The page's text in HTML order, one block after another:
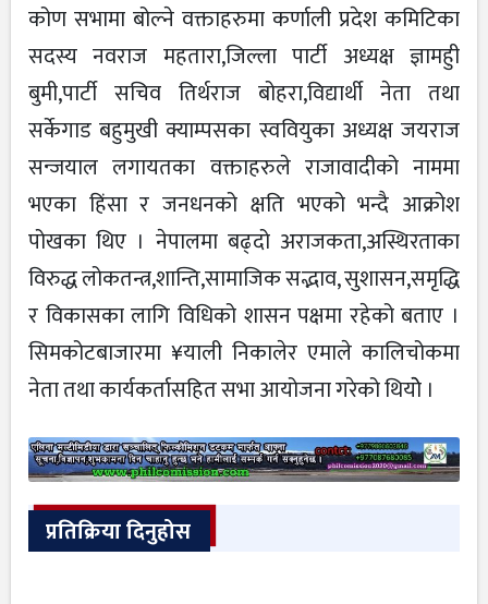
कोण सभामा बोल्ने वक्ताहरुमा कर्णाली प्रदेश कमिटिका
सदस्य नवराज महतारा,जिल्ला पार्टी अध्यक्ष ज्ञामहुी
बुमी,पार्टी सचिव तिर्थराज बोहरा,विद्यार्थी नेता तथा
सर्केगाड बहुमुखी क्याम्पसका स्ववियुका अध्यक्ष जयराज
सन्जयाल लगायतका वक्ताहरुले राजावादीको नाममा
भएका हिंसा र जनधनको क्षति भएको भन्दै आक्रोश
पोखका थिए । नेपालमा बढ्दो अराजकता,अस्थिरताका
विरुद्ध लोकतन्त्र,शान्ति,सामाजिक सद्भाव, सुशासन,समृद्धि
र विकासका लागि विधिको शासन पक्षमा रहेको बताए ।
सिमकोटबाजारमा ¥याली निकालेर एमाले कालिचोकमा
नेता तथा कार्यकर्तासहित सभा आयोजना गरेको थियोे ।
प्रतिक्रिया दिनुहोस